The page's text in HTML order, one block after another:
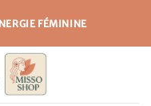
FÉMININE